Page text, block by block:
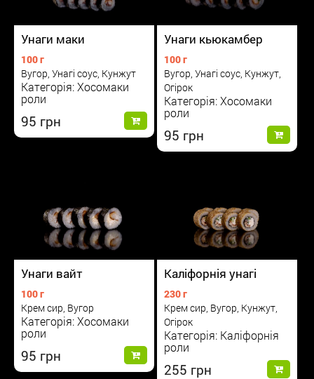
Унаги маки
100 г
Вугор, Унагі соус, Кунжут
Категорія: Хосомаки
роли
95
Унаги кьюкамбер
100 г
Вугор, Унагі соус, Кунжут,
Огірок
Категорія: Хосомаки
роли
95
Унаги вайт
100 г
Крем сир, Вугор
Категорія: Хосомаки
роли
95
Каліфорнія унагі
230 г
Крем сир, Вугор, Кунжут,
Огірок
Категорія: Каліфорнія
роли
255